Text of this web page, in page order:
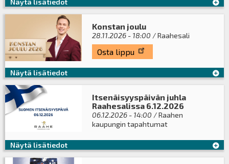
Näytä lisätiedot
Konstan joulu
28.11.2026 - 18:00 / Raahesali
Osta lippu
Näytä lisätiedot
Itsenäisyyspäivän juhla
Raahesalissa 6.12.2026
06.12.2026 - 14:00 / Raahen
kaupungin tapahtumat
Näytä lisätiedot